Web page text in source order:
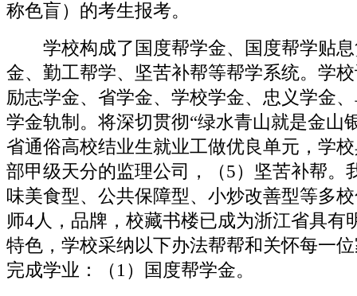
称色盲）的考生报考。
学校构成了国度帮学金、国度帮学贴息
金、勤工帮学、坚苦补帮等帮学系统。学
励志学金、省学金、学校学金、忠义学金
学金轨制。将深切贯彻“绿水青山就是金山
省通俗高校结业生就业工做优良单元，学
部甲级天分的监理公司，（5）坚苦补帮。
味美食型、公共保障型、小炒改善型等多
师4人，品牌，校藏书楼已成为浙江省具有
特色，学校采纳以下办法帮帮和关怀每一
完成学业：（1）国度帮学金。